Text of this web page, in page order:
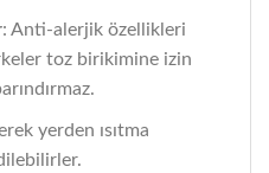
: Anti-alerjik özellikleri
toz birikimine izin
yerden ısıtma